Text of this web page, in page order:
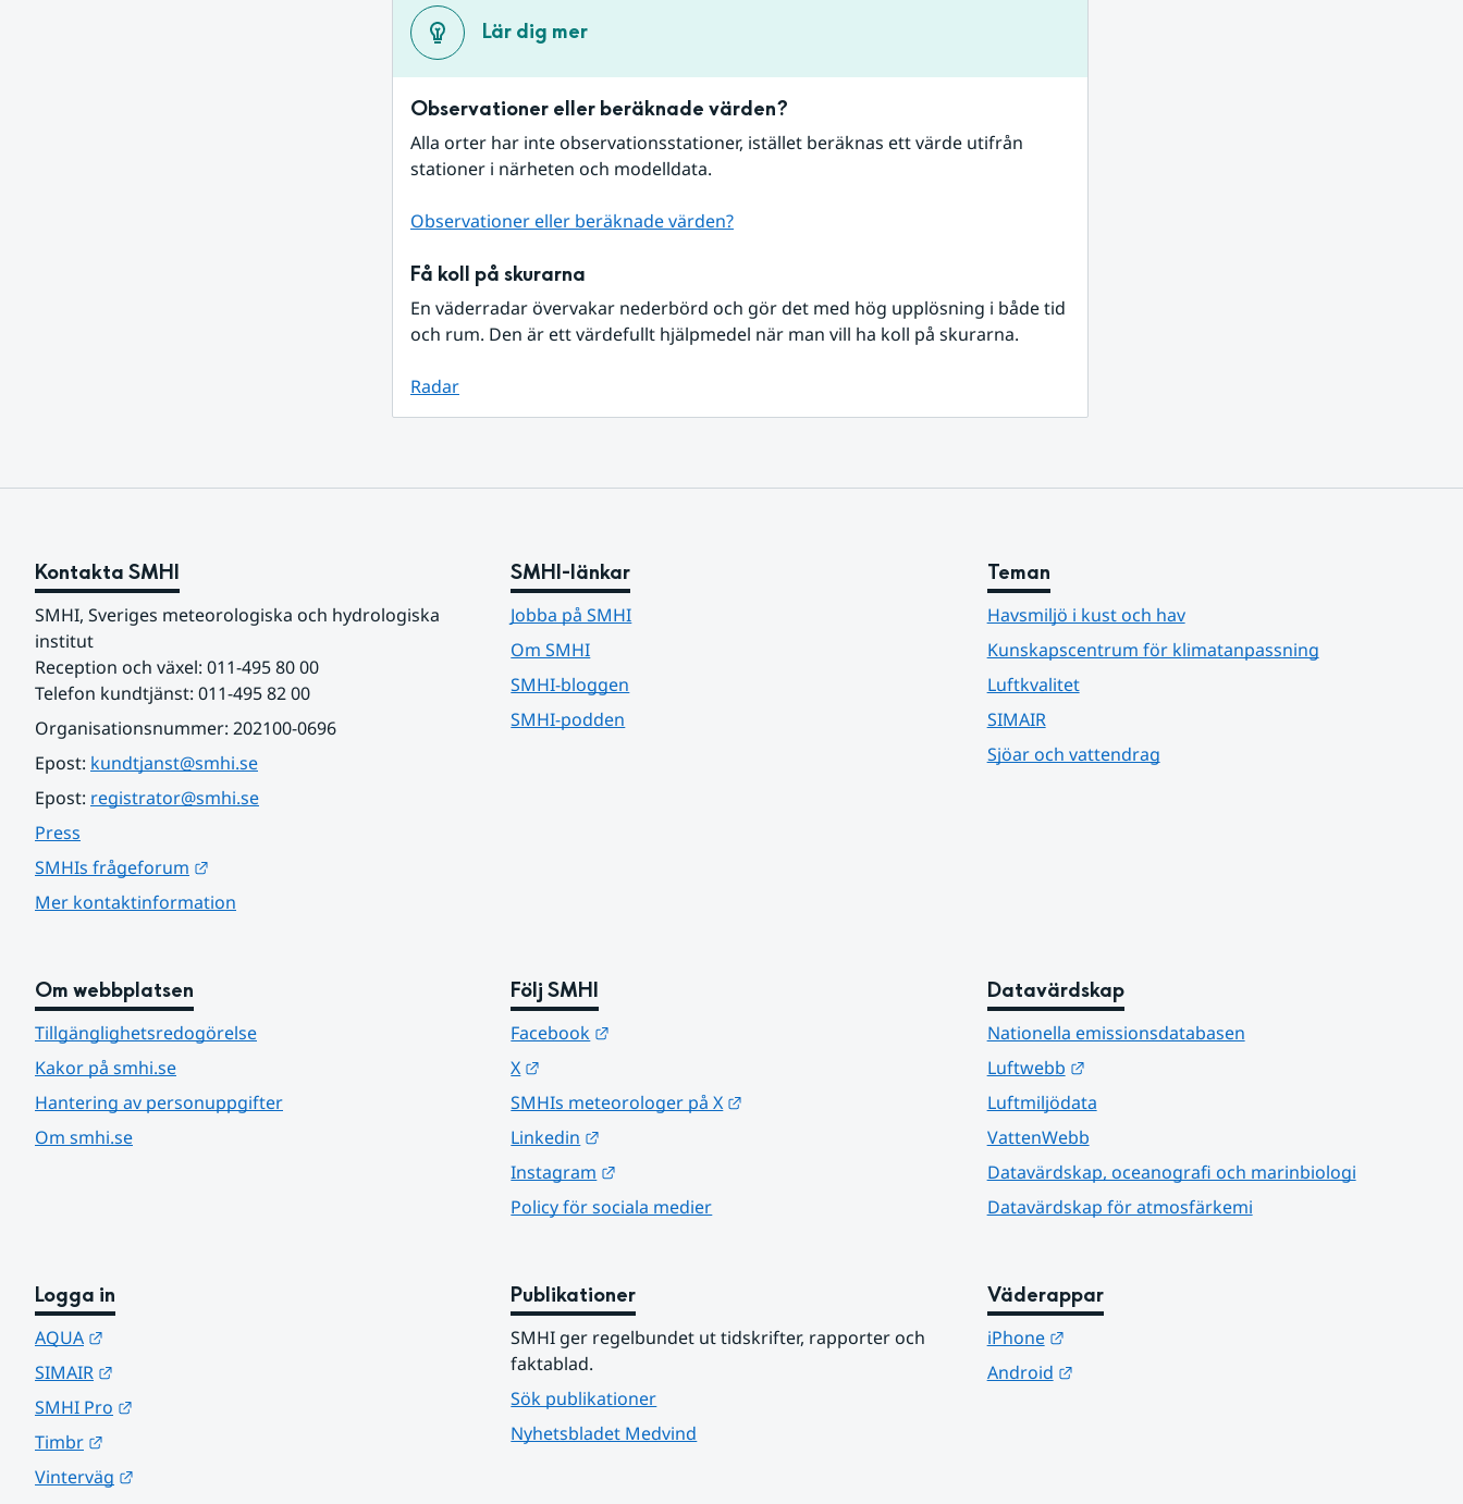
Lär dig mer
Observationer eller beräknade värden?
Alla orter har inte observationsstationer, istället beräknas ett värde utifrån
stationer i närheten och modelldata.
Observationer eller beräknade värden?
Få koll på skurarna
En väderradar övervakar nederbörd och gör det med hög upplösning i både tid
och rum. Den är ett värdefullt hjälpmedel när man vill ha koll på skurarna.
Radar
Kontakta SMHI
SMHI, Sveriges meteorologiska och hydrologiska
institut
Reception och växel: 011-495 80 00
Telefon kundtjänst: 011-495 82 00
Organisationsnummer: 202100-0696
Epost: kundtjanst@smhi.se
Epost: registrator@smhi.se
Press
SMHIs frågeforum
Mer kontaktinformation
SMHI-länkar
Jobba på SMHI
Om SMHI
SMHI-bloggen
SMHI-podden
Teman
Havsmiljö i kust och hav
Kunskapscentrum för klimatanpassning
Luftkvalitet
SIMAIR
Sjöar och vattendrag
Om webbplatsen
Tillgänglighetsredogörelse
Kakor på smhi.se
Hantering av personuppgifter
Om smhi.se
Följ SMHI
Facebook
X
SMHIs meteorologer på X
Linkedin
Instagram
Policy för sociala medier
Datavärdskap
Nationella emissionsdatabasen
Luftwebb
Länk till annan webbplats.
Luftmiljödata
VattenWebb
Datavärdskap, oceanografi och marinbiologi
Datavärdskap för atmosfärkemi
Logga in
AQUA
SIMAIR
SMHI Pro
Timbr
Vinterväg
Publikationer
SMHI ger regelbundet ut tidskrifter, rapporter och
faktablad.
Sök publikationer
Nyhetsbladet Medvind
Väderappar
iPhone
Länk till annan webbplats.
Android
Länk till annan webbplats.